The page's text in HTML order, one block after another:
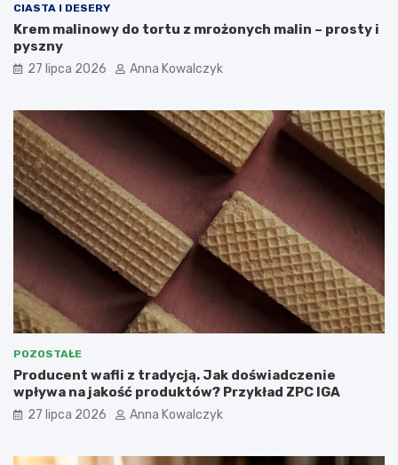
CIASTA I DESERY
Krem malinowy do tortu z mrożonych malin – prosty i
pyszny
27 lipca 2026 Anna Kowalczyk
POZOSTAŁE
Producent wafli z tradycją. Jak doświadczenie
wpływa na jakość produktów? Przykład ZPC IGA
27 lipca 2026 Anna Kowalczyk